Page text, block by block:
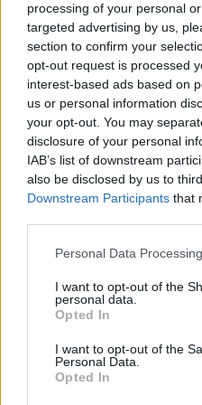
processing of your personal
targeted advertising by us,
section to confirm your
opt-out request is processed
interest-based ads based on
us or personal information
your opt-out. You may
disclosure of your personal
IAB’s list of downstream
also be disclosed by us to
Downstream Participants that
Please note that this website/
not limited to your visit or
grant or deny consent to
use your data for below
consent section.
Personal Data
I want to opt-out of the
personal data.
Opted In
I want to opt-out of the
Personal Data.
Opted In
Ηλέκτρα –
Eπεισόδιο 147ο:Ο
μετά την αποκάλυψη
βρίσκεται πίσω από
στο ορφανοτροφείο και
Αρσινόη. Πρέπει να
δικαστήριο για την
καταφέρει; Ο Νικόλας,
καταφέρνει να πείσει
χρήματα του Δήμου,
ναυπηγείου, ενώ τα
της σκλήρυνσης κατά
πάνω της. Θα μιλήσει
καταρρέει, απ’ τον